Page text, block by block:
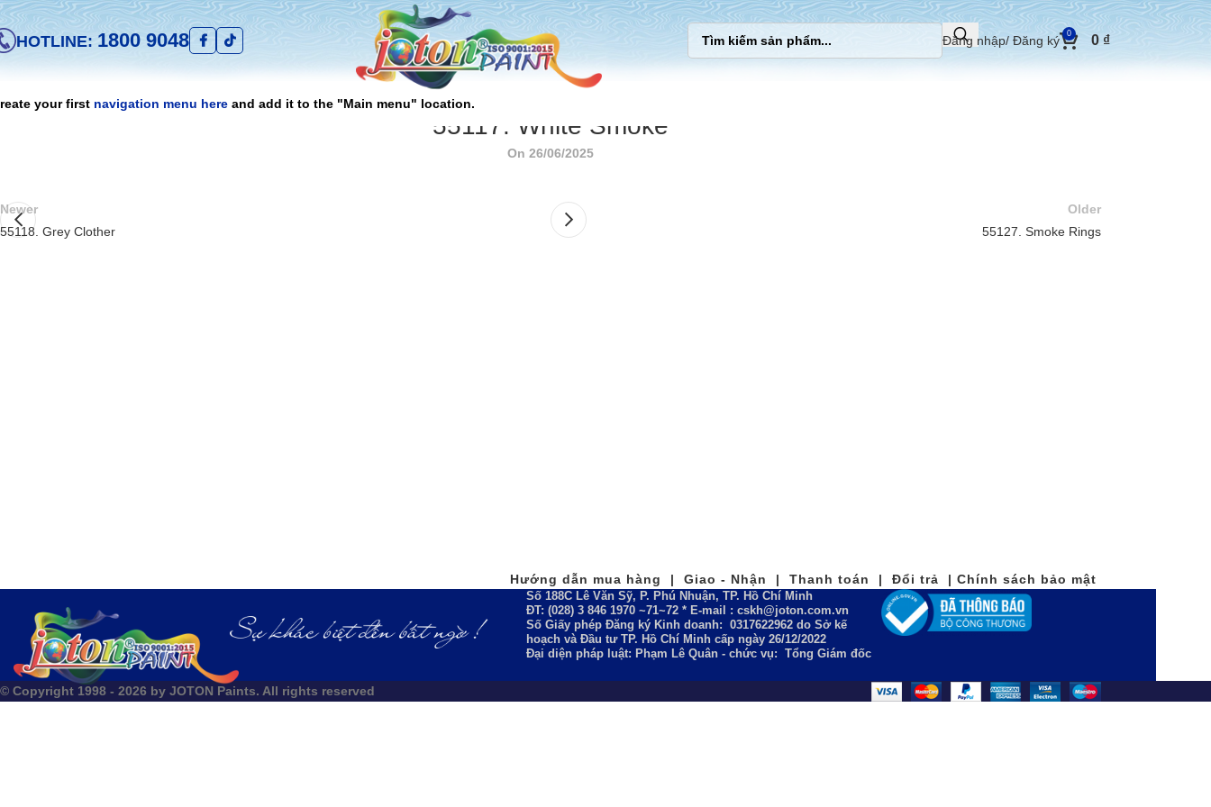
HOTLINE: 1800 9048 Đăng nhập/ Đăng ký 0 0 ₫
your first navigation menu here and add it to the "Main menu" location.
55117. White Smoke
On 26/06/2025
Newer
55118. Grey Clother
Older
55127. Smoke Rings
Hướng dẫn mua hàng | Giao - Nhận | Thanh toán | Đổi trả | Chính sách bảo mật
Số 188C Lê Văn Sỹ, P. Phú Nhuận, TP. Hồ Chí Minh
ĐT: (028) 3 846 1970 ~71~72 * E-mail : cskh@joton.com.vn
Số Giấy phép Đăng ký Kinh doanh: 0317622962 do Sở kế
hoạch và Đầu tư TP. Hồ Chí Minh cấp ngày 26/12/2022
Đại diện pháp luật: Phạm Lê Quân - chức vụ: Tổng Giám đốc
© Copyright 1998 - 2026 by JOTON Paints. All rights reserved